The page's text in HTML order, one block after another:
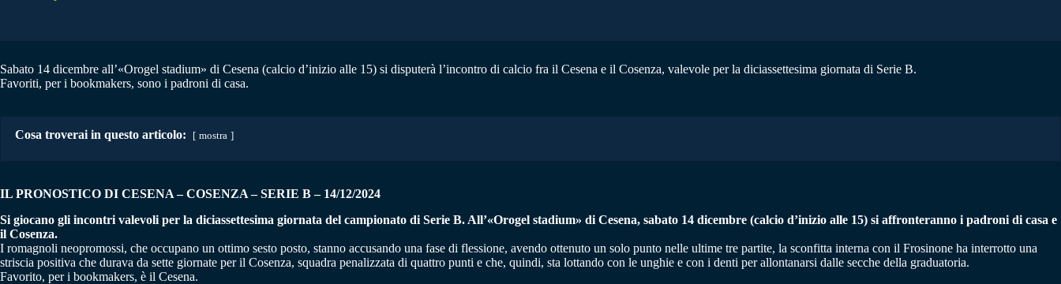
Sabato 14 dicembre all’«Orogel stadium» di Cesena (calcio d’inizio alle 15) si disputerà l’incontro di calcio fra il Cesena e il Cosenza, valevole per la diciassettesima giornata di Serie B.
Favoriti, per i bookmakers, sono i padroni di casa.
Cosa troverai in questo articolo: mostra
IL PRONOSTICO DI CESENA – COSENZA–SERIE B – 14/12/2024
Si giocano gli incontri valevoli per la diciassettesima giornata del campionato di Serie B. All’«Orogel stadium» di Cesena, sabato 14 dicembre (calcio d’inizio alle 15) si affronteranno i padroni di casa e
il Cosenza.
I romagnoli neopromossi, che occupano un ottimo sesto posto, stanno accusando una fase di flessione, avendo ottenuto un solo punto nelle ultime tre partite, la sconfitta interna con il Frosinone ha interrotto una
striscia positiva che durava da sette giornate per il Cosenza, squadra penalizzata di quattro punti e che, quindi, sta lottando con le unghie e con i denti per allontanarsi dalle secche della graduatoria.
Favorito, per i bookmakers, è il Cesena.